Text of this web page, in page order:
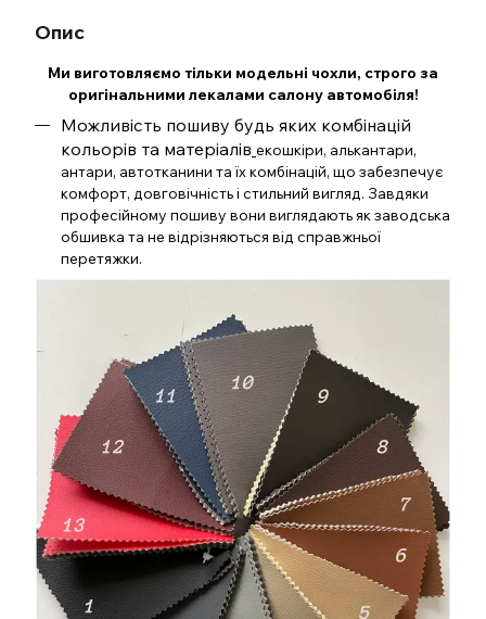
Опис
Ми виготовляємо тільки модельні чохли, строго за
оригінальними лекалами салону автомобіля!
Можливість пошиву будь яких комбінацій
кольорів та матеріалів екошкіри, алькантари,
антари, автотканини та їх комбінацій, що забезпечує
комфорт, довговічність і стильний вигляд. Завдяки
професійному пошиву вони виглядають як заводська
обшивка та не відрізняються від справжньої
перетяжки.